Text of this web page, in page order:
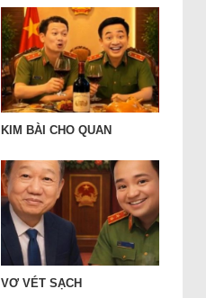
KIM BÀI CHO QUAN
VƠ VÉT SẠCH